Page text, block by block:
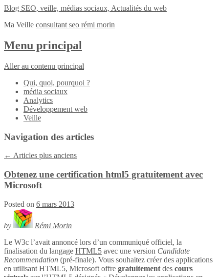
Blog SEO, veille, médias sociaux, Actualités du web
Ma Veille consultant seo rémi morin
Menu principal
Aller au contenu principal
Qui, quoi, pourquoi ?
média sociaux
Analytics
Développement web
Veille
Navigation des articles
← Articles plus anciens
Obtenez une certification html5 gratuitement avec
Microsoft
Posted on 6 mars 2013
by
Rémi Morin
Le W3c l’avait annoncé lors d’un communiqué officiel, la
finalisation du langage HTML5 avec une version Candidate
Recommendation (pré-finale). Vous souhaitez créer des applications
en utilisant HTML5, Microsoft offre gratuitement des cours